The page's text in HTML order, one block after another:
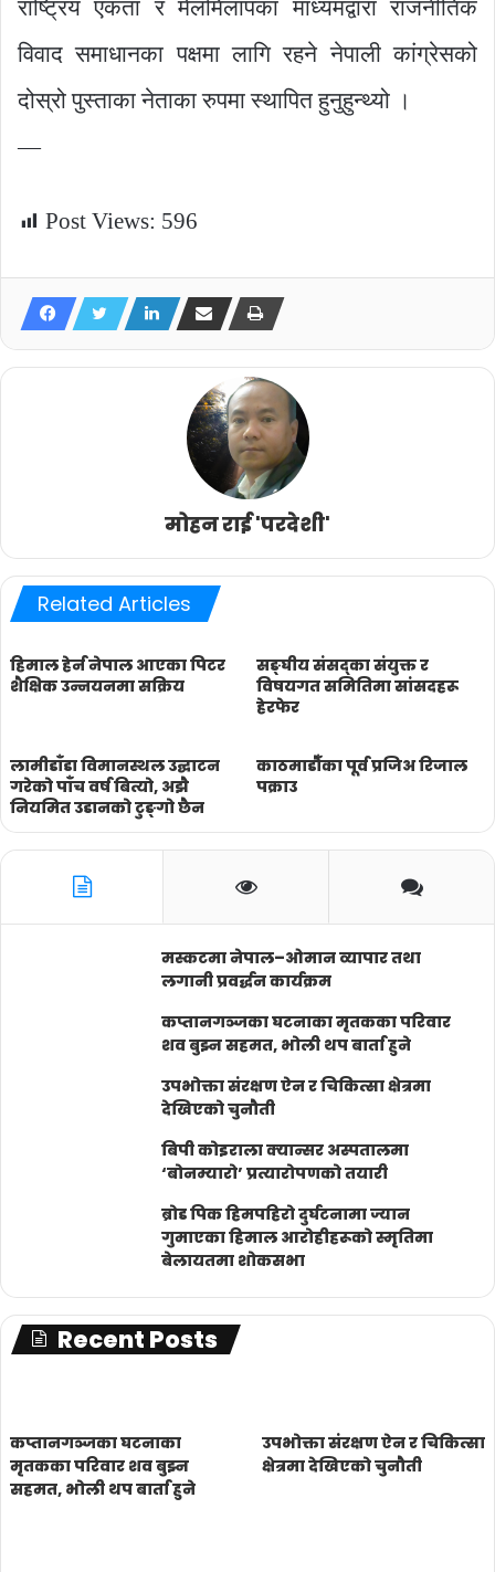
राष्ट्रिय एकता र मेलमिलापका माध्यमद्वारा राजनीतिक
विवाद समाधानका पक्षमा लागि रहने नेपाली कांग्रेसको
दोस्रो पुस्ताका नेताका रुपमा स्थापित हुनुहुन्थ्यो ।
—
Post Views: 596
मोहन राई 'परदेशी'
Related Articles
हिमाल हेर्न नेपाल आएका पिटर
शैक्षिक उन्नयनमा सक्रिय
सङ्घीय संसद्का संयुक्त र
विषयगत समितिमा सांसदहरू
हेरफेर
लामीडाँडा विमानस्थल उद्घाटन
गरेको पाँच वर्ष बित्यो, अझै
नियमित उडानको टुङ्गो छैन
काठमाडौँका पूर्व प्रजिअ रिजाल
पक्राउ
मस्कटमा नेपाल–ओमान व्यापार तथा
लगानी प्रवर्द्धन कार्यक्रम
कप्तानगञ्जका घटनाका मृतकका परिवार
शव बुझ्न सहमत, भोली थप बार्ता हुने
उपभोक्ता संरक्षण ऐन र चिकित्सा क्षेत्रमा
देखिएको चुनौती
बिपी कोइराला क्यान्सर अस्पतालमा
‘बोनम्यारो’ प्रत्यारोपणको तयारी
ब्रोड पिक हिमपहिरो दुर्घटनामा ज्यान
गुमाएका हिमाल आरोहीहरूको स्मृतिमा
बेलायतमा शोकसभा
Recent Posts
कप्तानगञ्जका घटनाका
मृतकका परिवार शव बुझ्न
सहमत, भोली थप बार्ता हुने
उपभोक्ता संरक्षण ऐन र चिकित्सा
क्षेत्रमा देखिएको चुनौती